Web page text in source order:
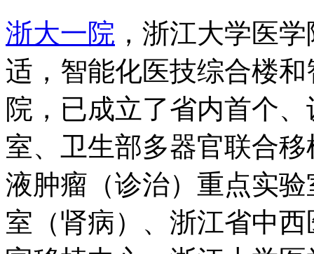
浙大一院 ，浙江大学医
适，智能化医技综合楼
院，已成立了省内首个
室、卫生部多器官联合
液肿瘤（诊治）重点实
室（肾病）、浙江省中